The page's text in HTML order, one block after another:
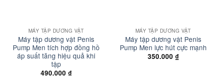
MÁY TẬP DƯƠNG VẬT
Máy tập dương vật Penis
Pump Men tích hợp đồng hồ
áp suất tăng hiệu quả khi
tập
490.000 ₫
MÁY TẬP DƯƠNG VẬT
Máy tập dương vật Penis
Pump Men lực hút cực mạnh
350.000 ₫